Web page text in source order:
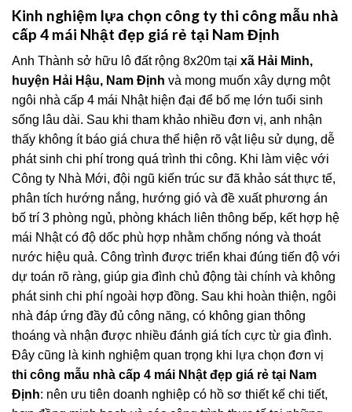
Kinh nghiệm lựa chọn công ty thi công mẫu nhà
cấp 4 mái Nhật đẹp giá rẻ tại Nam Định
Anh Thành sở hữu lô đất rộng 8x20m tại xã Hải Minh,
huyện Hải Hậu, Nam Định và mong muốn xây dựng một
ngôi nhà cấp 4 mái Nhật hiện đại để bố mẹ lớn tuổi sinh
sống lâu dài. Sau khi tham khảo nhiều đơn vị, anh nhận
thấy không ít báo giá chưa thể hiện rõ vật liệu sử dụng, dễ
phát sinh chi phí trong quá trình thi công. Khi làm việc với
Công ty Nhà Mới, đội ngũ kiến trúc sư đã khảo sát thực tế,
phân tích hướng nắng, hướng gió và đề xuất phương án
bố trí 3 phòng ngủ, phòng khách liên thông bếp, kết hợp hệ
mái Nhật có độ dốc phù hợp nhằm chống nóng và thoát
nước hiệu quả. Công trình được triển khai đúng tiến độ với
dự toán rõ ràng, giúp gia đình chủ động tài chính và không
phát sinh chi phí ngoài hợp đồng. Sau khi hoàn thiện, ngôi
nhà đáp ứng đầy đủ công năng, có không gian thông
thoáng và nhận được nhiều đánh giá tích cực từ gia đình.
Đây cũng là kinh nghiệm quan trọng khi lựa chọn đơn vị
thi công mẫu nhà cấp 4 mái Nhật đẹp giá rẻ tại Nam
Định: nên ưu tiên doanh nghiệp có hồ sơ thiết kế chi tiết,